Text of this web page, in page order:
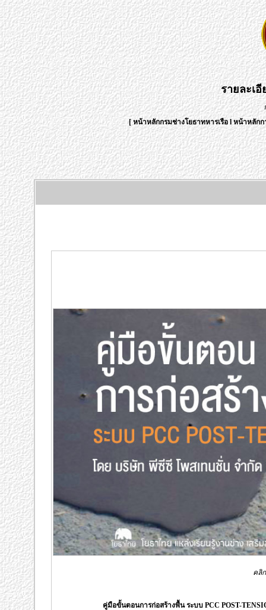
รายละเ
[หน้าหลักกรมช่างโยธาทหารเรือlหน้าหลักก
คลิ
คู่มือขั้นตอนการก่อสร้างพื้น ระบบ PCC POST-